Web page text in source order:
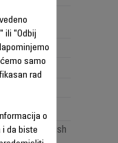
performance
<150AW)
3
of floor brush
ili "Odbij
samo
rad
o
da biste